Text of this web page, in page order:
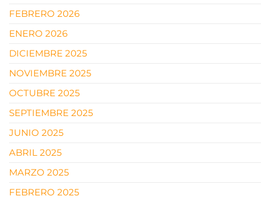
FEBRERO 2026
ENERO 2026
DICIEMBRE 2025
NOVIEMBRE 2025
OCTUBRE 2025
SEPTIEMBRE 2025
JUNIO 2025
ABRIL 2025
MARZO 2025
FEBRERO 2025